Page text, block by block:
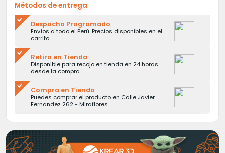
Métodos de entrega
Despacho Programado
Envíos a todo el Perú. Precios disponibles en el
carrito.
Retiro en Tienda
Disponible para recojo en tienda en 24 horas
desde la compra.
Compra en Tienda
Puedes comprar el producto en Calle Javier
Fernandez 262 - Miraflores.